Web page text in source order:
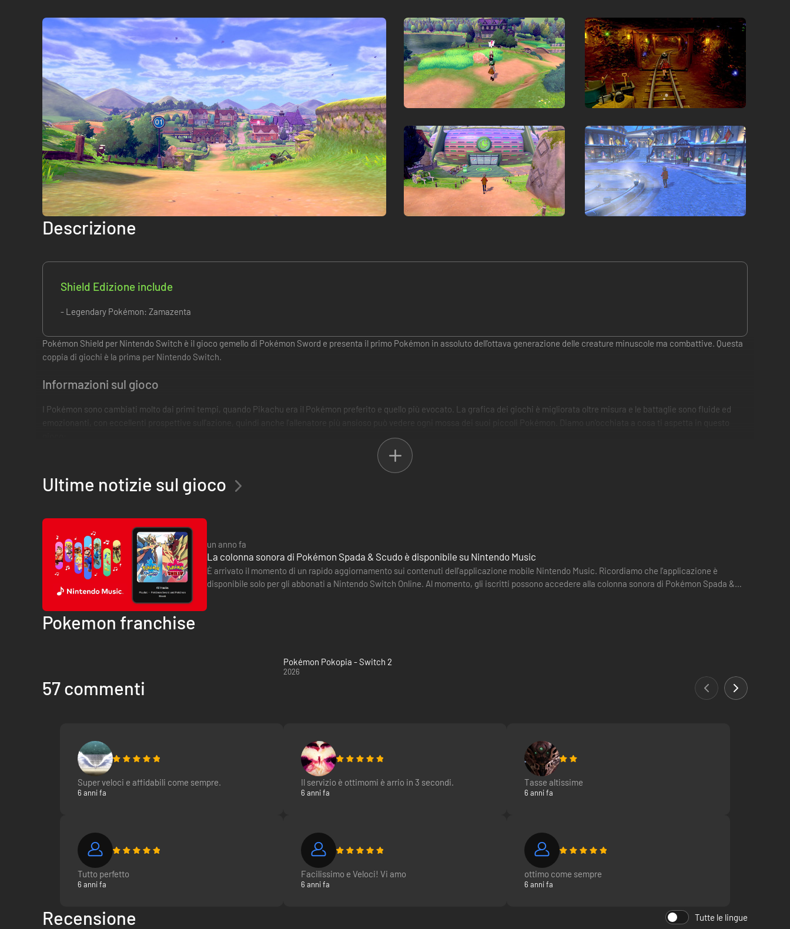
Descrizione
Shield Edizione include
- Legendary Pokémon: Zamazenta
Pokémon Shield per Nintendo Switch è il gioco gemello di Pokémon Sword e presenta il primo Pokémon in assoluto dell'ottava generazione delle creature minuscole ma combattive. Questa
coppia di giochi è la prima per Nintendo Switch.
Informazioni sul gioco
I Pokémon sono cambiati molto dai primi tempi, quando Pikachu era il Pokémon preferito e quello più evocato. La grafica dei giochi è migliorata oltre misura e le battaglie sono fluide ed
emozionanti, con eccellenti prospettive sull'azione, quindi anche l'allenatore più ansioso può vedere ogni mossa dei suoi piccoli Pokémon. Diamo un'occhiata a cosa ti aspetta in questo
Il giocatore deve prendere i suoi tre Pokémon iniziali e viaggiare per la terra, catturare e addestrare i Pokémon fino a quando le sue Poké Ball (una sorta di dispositivo di archiviazione
portatile per le creature che può stare in una tasca, ma che contiene un Pokémon, la maggior parte dei quali è alto circa un piede quando è libero) sono piene. La maggior parte degli
allenatori porta con sé sei Poké Ball complete, insieme ad alcuni pezzi di ricambio vuoti per emergenze o occasioni speciali.
Il giocatore deve farsi strada attraverso tutta la competizione, combattendo contro altri allenatori di Pokémon fino a quando non li avrà sconfitti tutti: a questo punto potrà accedere alla
Coppa dei Campioni per combattere per la gloria e per completare il gioco con successo.
Differenze tra Sword e Shield
Ogni versione del gioco offrirà Pokémon esclusivi che non si troveranno altrove nell'universo Pokémon. In uno dei giochi, alcuni Pokémon leggendari saranno catturabili, mentre l'altro
conterrà comunque tali creature, ma queste non saranno catturabili dai giocatori e non potranno essere utilizzate nel gioco.
I capi della palestra cambieranno in base alla versione ottenuta: tuttavia, la premessa del gioco rimarrà la stessa.
Prima di arrivare alla Coppa dei Campioni, il giocatore dovrà combattere molti altri allenatori forti della regione di Galar. Galar è fortemente ispirato dal Regno Unito e ha un'impronta
Milo: questo specialista Pokémon di tipo erba è stato introdotto nei giochi Shield e Sword, e ha la pelle verde, i capelli appuntiti color pesca nascosti sotto un cappello di paglia a tesa
Nessa: questa allenatrice di Pokémon ha la pelle e i capelli blu e, come si può immaginare, è un'allenatrice di tipo acqua. Ha un aspetto sportivo e ha i capelli lunghi con strisce blu
chiaro e blu scuro
Allister: è il capo della palestra di Galar, il che lo rende un serio avversario per un aspirante allenatore. Sembra piuttosto inquietante, con una posa simile a uno zombi e rotondi occhi
neri, ha l'aspetto adatto a un allenatore di Pokémon di creature di tipo fantasma. Ha i capelli neri che gli cadono sul viso e indossa abiti semi-gotici per completare il suo aspetto
spettrale
Pokémon Shield per Nintendo Switch è disponibile all'acquisto su Instant Gaming a una piccolissima parte del suo prezzo al dettaglio. Riceverai una chiave con la quale potrai giocare in
Ultime notizie sul gioco
un anno fa
La colonna sonora di Pokémon Spada & Scudo è disponibile su Nintendo Music
È arrivato il momento di un rapido aggiornamento sui contenuti dell'applicazione mobile Nintendo Music. Ricordiamo che l'applicazione è
disponibile solo per gli abbonati a Nintendo Switch Online. Al momento, gli iscritti possono accedere alla colonna sonora di Pokémon Spada &
Pokemon franchise
Pokémon Pokopia - Switch 2
2026
57 commenti
Super veloci e affidabili come sempre.
6 anni fa
Il servizio è ottimomi è arrio in 3 secondi.
6 anni fa
Tasse altissime
6 anni fa
Tutto perfetto
6 anni fa
Facilissimo e Veloci! Vi amo
6 anni fa
ottimo come sempre
6 anni fa
Recensione Tutte le lingue